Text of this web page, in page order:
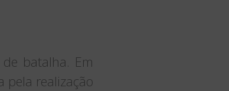
batalha. Em
pela realização